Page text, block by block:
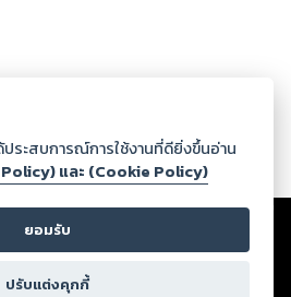
Ltd. - สตอรี่ล็อกขอสงวนสิทธิ์ไม่รับผิดชอบ
านเว็บไซต์และปรากฏว่าละเมิดสิทธิใน
รือขัดต่อกฎหมายและศีลธรรม ดังนั้น ผู้อ่าน
กลั่นกรองด้วยตนเอง และหากท่านพบว่าส่วน
ประสบการณ์การใช้งานที่ดียิ่งขึ้นอ่าน
และ (Cookie Policy)
ยอมรับ
ปรับแต่งคุกกี้